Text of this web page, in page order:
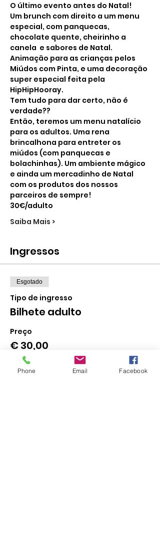
O último evento antes do Natal!
Um brunch com direito a um menu
especial, com panquecas,
chocolate quente, cheirinho a
canela  e sabores de Natal.
Animação para as crianças pelos
Miúdos com Pinta, e uma decoração
super especial feita pela
HipHipHooray.
Tem tudo para dar certo, não é
verdade??
Então, teremos um menu natalício
para os adultos. Uma rena
brincalhona para entreter os
miúdos (com panquecas e
bolachinhas). Um ambiente mágico
e ainda um mercadinho de Natal
com os produtos dos nossos
parceiros de sempre!
30€/adulto
Saiba Mais >
Ingressos
Esgotado
Tipo de ingresso
Bilhete adulto
Preço
€ 30,00
Phone Email Facebook